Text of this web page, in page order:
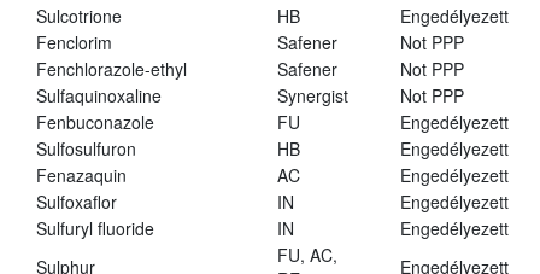
Sulcotrione
HB
Engedélyezett
Fenclorim
Safener
Not PPP
Fenchlorazole-ethyl
Safener
Not PPP
Sulfaquinoxaline
Synergist
Not PPP
Fenbuconazole
FU
Engedélyezett
Sulfosulfuron
HB
Engedélyezett
Fenazaquin
AC
Engedélyezett
Sulfoxaflor
IN
Engedélyezett
Sulfuryl fluoride
IN
Engedélyezett
Sulphur
FU, AC,
Engedélyezett